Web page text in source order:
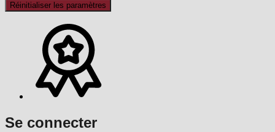
Réinitialiser les paramètres
Se connecter